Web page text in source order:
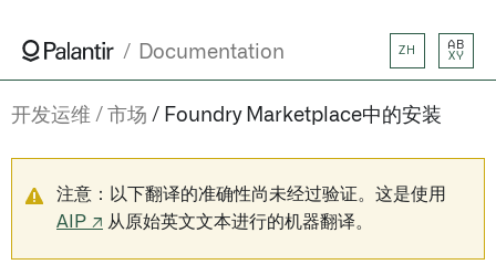
Documentation ZH
AB
XY
开发运维 市场 Foundry Marketplace中的安装
注意：以下翻译的准确性尚未经过验证。这是使用
AIP ↗ 从原始英文文本进行的机器翻译。